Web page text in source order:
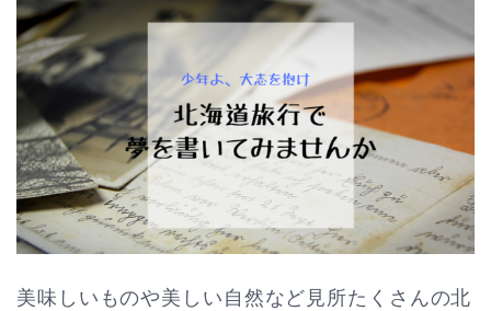
美味しいものや美しい自然など見所たくさんの北